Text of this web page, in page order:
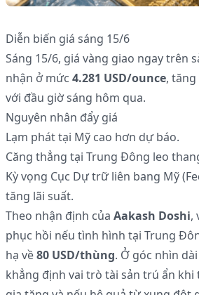
Diễn biến giá sáng 15/6
Sáng 15/6, giá vàng giao ngay trên
nhận ở mức 4.281 USD/ounce, tăng
với đầu giờ sáng hôm qua.
Nguyên nhân đẩy giá
Lạm phát tại Mỹ cao hơn dự báo.
Căng thẳng tại Trung Đông leo
Kỳ vọng Cục Dự trữ liên bang Mỹ
tăng lãi suất.
Theo nhận định của Aakash Doshi,
phục hồi nếu tình hình tại Trung
hạ về80 USD/thùng. Ở góc nhìn
khẳng định vai trò tài sản trú ẩn khi